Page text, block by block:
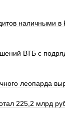
наличными в
ВТБ с
леопарда
225,2 млрд